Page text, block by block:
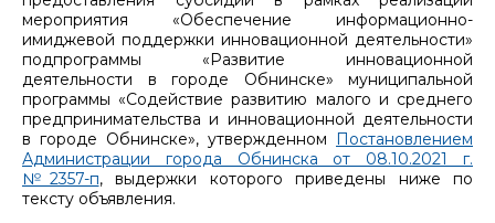
мероприятия «Обеспечение информационно-
имиджевой поддержки инновационной деятельности»
подпрограммы «Развитие инновационной
деятельности в городе Обнинске» муниципальной
программы «Содействие развитию малого и среднего
предпринимательства и инновационной деятельности
в городе Обнинске», утвержденном
Постановлением
Администрации города Обнинска от 08.10.2021 г.
№2357-п, выдержки которого приведены ниже по
тексту объявления.